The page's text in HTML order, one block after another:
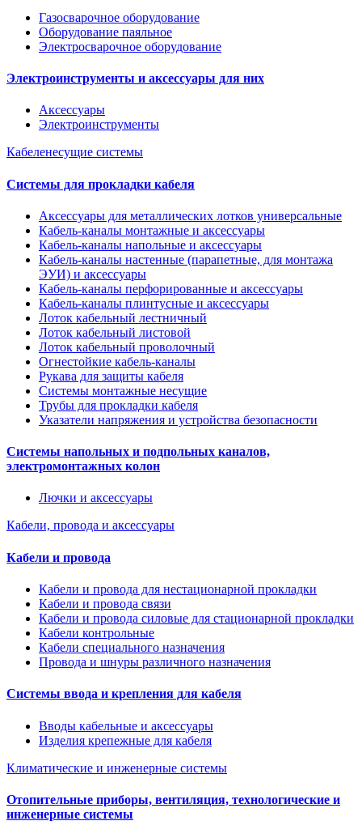
Газосварочное оборудование
Оборудование паяльное
Электросварочное оборудование
Электроинструменты и аксессуары для них
Аксессуары
Электроинструменты
Кабеленесущие системы
Системы для прокладки кабеля
Аксессуары для металлических лотков универсальные
Кабель-каналы монтажные и аксессуары
Кабель-каналы напольные и аксессуары
Кабель-каналы настенные (парапетные, для монтажа
ЭУИ) и аксессуары
Кабель-каналы перфорированные и аксессуары
Кабель-каналы плинтусные и аксессуары
Лоток кабельный лестничный
Лоток кабельный листовой
Лоток кабельный проволочный
Огнестойкие кабель-каналы
Рукава для защиты кабеля
Системы монтажные несущие
Трубы для прокладки кабеля
Указатели напряжения и устройства безопасности
Системы напольных и подпольных каналов,
электромонтажных колон
Лючки и аксессуары
Кабели, провода и аксессуары
Кабели и провода
Кабели и провода для нестационарной прокладки
Кабели и провода связи
Кабели и провода силовые для стационарной прокладки
Кабели контрольные
Кабели специального назначения
Провода и шнуры различного назначения
Системы ввода и крепления для кабеля
Вводы кабельные и аксессуары
Изделия крепежные для кабеля
Климатические и инженерные системы
Отопительные приборы, вентиляция, технологические и
инженерные системы